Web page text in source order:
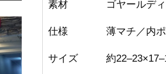
素材 ゴヤールデ
仕様 薄マチ／内
サイズ 約